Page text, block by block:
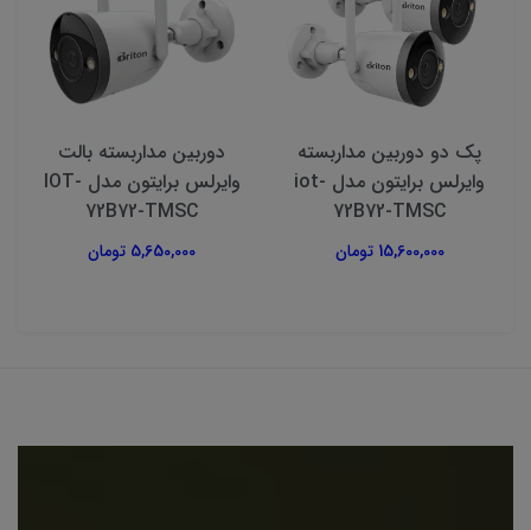
پک دو دوربین مداربسته
وایرلس برایتون مدل iot-
72B72-TMSC
15,600,000 تومان
دوربین مداربسته بالت
وایرلس برایتون مدل IOT-
72B72-TMSC
5,650,000 تومان